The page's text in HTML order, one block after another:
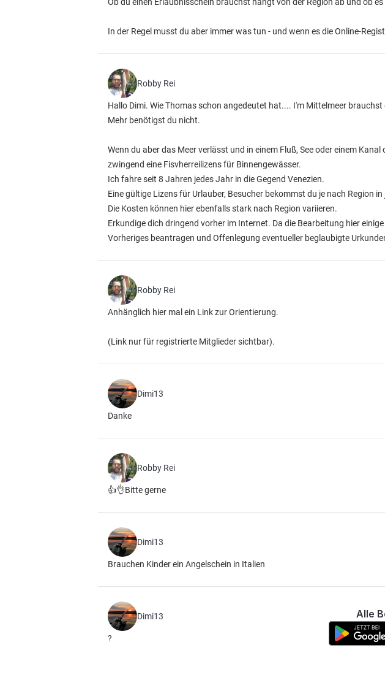
In der Regel musst du aber immer was tun - und wenn es die Online-
Robby Rei
Hallo Dimi. Wie Thomas schon angedeutet hat.... I'm Mittelmeer
Mehr benötigst du nicht.
Wenn du aber das Meer verlässt und in einem Fluß, See oder einem
zwingend eine Fisvherreilizens für Binnengewässer.
Ich fahre seit 8 Jahren jedes Jahr in die Gegend Venezien.
Eine gültige Lizens für Urlauber, Besucher bekommst du je nach Region
Die Kosten können hier ebenfalls stark nach Region variieren.
Erkundige dich dringend vorher im Internet. Da die Bearbeitung hier
Vorheriges beantragen und Offenlegung eventueller beglaubigte
Robby Rei
Anhänglich hier mal ein Link zur Orientierung.
(Link nur für registrierte Mitglieder sichtbar).
Dimi13
Danke
Robby Rei
👍👌Bitte gerne
Dimi13
Brauchen Kinder ein Angelschein in Italien
Dimi13
?
Alle